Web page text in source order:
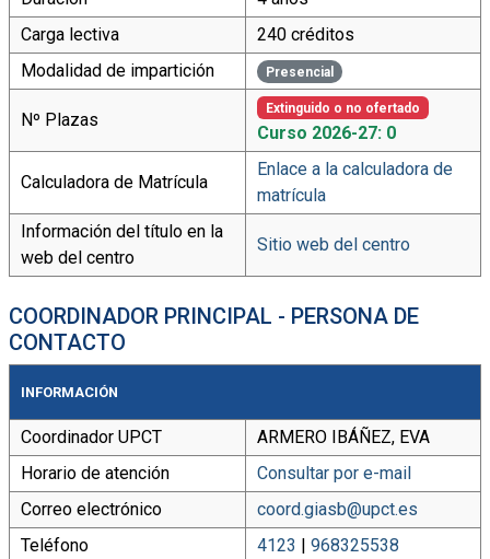
Carga lectiva
240 créditos
Modalidad de impartición
Presencial
Nº Plazas
Extinguido o no ofertado
Curso 2026-27: 0
Calculadora de Matrícula
Enlace a la calculadora de
matrícula
Información del título en la
web del centro
Sitio web del centro
COORDINADOR PRINCIPAL - PERSONA DE
CONTACTO
INFORMACIÓN
Coordinador UPCT
ARMERO IBÁÑEZ, EVA
Horario de atención
Consultar por e-mail
Correo electrónico
coord.giasb@upct.es
Teléfono
4123 | 968325538